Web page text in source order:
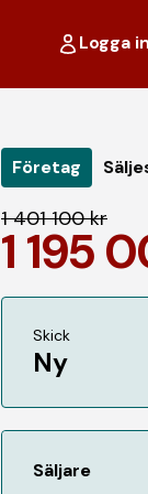
Logga in
Företag
1 401 100 kr
1 195
Skick
Ny
Säljare